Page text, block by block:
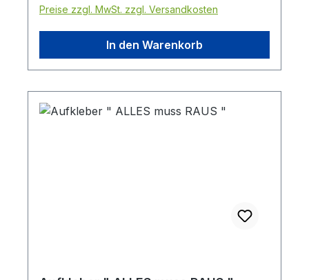
Preise zzgl. MwSt. zzgl. Versandkosten
In den Warenkorb